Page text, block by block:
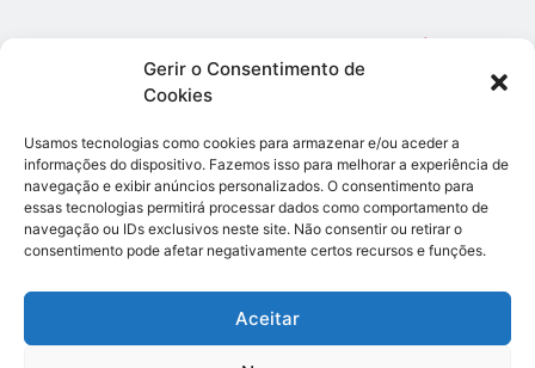
Gerir o Consentimento de
Cookies
Usamos tecnologias como cookies para armazenar e/ou aceder a
informações do dispositivo. Fazemos isso para melhorar a experiência de
navegação e exibir anúncios personalizados. O consentimento para
essas tecnologias permitirá processar dados como comportamento de
navegação ou IDs exclusivos neste site. Não consentir ou retirar o
consentimento pode afetar negativamente certos recursos e funções.
Aceitar
Quais as roupas típicas
de Portugal?
Descubra o salário
médio de um engenheiro
químico em Portugal
01/12/2023
Fique Ligado